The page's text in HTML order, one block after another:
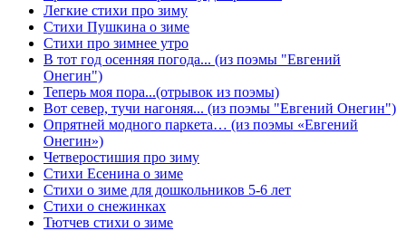
Легкие стихи про зиму
Стихи Пушкина о зиме
Стихи про зимнее утро
В тот год осенняя погода... (из поэмы "Евгений
Онегин")
Теперь моя пора...(отрывок из поэмы)
Вот север, тучи нагоняя... (из поэмы "Евгений Онегин")
Опрятней модного паркета… (из поэмы «Евгений
Онегин»)
Четверостишия про зиму
Стихи Есенина о зиме
Стихи о зиме для дошкольников 5-6 лет
Стихи о снежинках
Тютчев стихи о зиме